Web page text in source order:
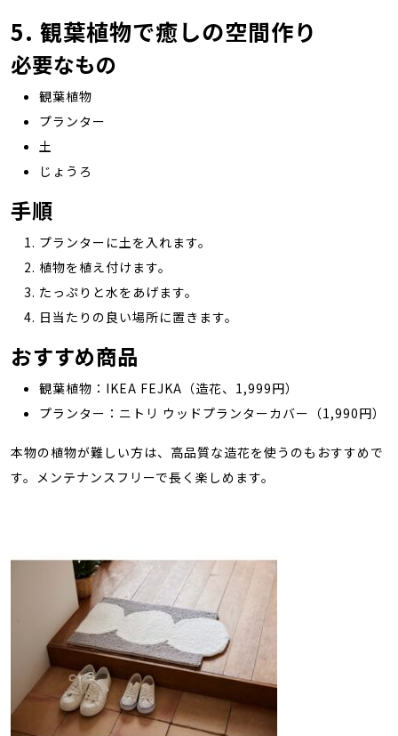
5. 観葉植物で癒しの空間作り
必要なもの
観葉植物
プランター
土
じょうろ
手順
プランターに土を入れます。
植物を植え付けます。
たっぷりと水をあげます。
日当たりの良い場所に置きます。
おすすめ商品
観葉植物：IKEA FEJKA（造花、1,999円）
プランター：ニトリ ウッドプランターカバー（1,990円）
本物の植物が難しい方は、高品質な造花を使うのもおすすめで
す。メンテナンスフリーで長く楽しめます。